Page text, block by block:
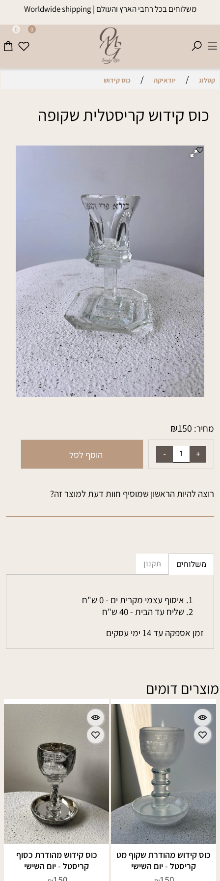
משלוחים בכל רחבי הארץ והעולם | Worldwide shipping
0 0
קטלוג / יודאיקה / כוס קידוש
כוס קידוש קריסטלית שקופה
מחיר: ₪150
הוסף לסל
רוצה להיות הראשון שמוסיף חוות דעת למוצר זה?
משלוחים תקנון
איסוף עצמי מקרית ים - 0 ש"ח
שליח עד הבית - 40 ש"ח
זמן אספקה עד 14 ימי עסקים
מוצרים דומים
כוס קידוש מהודרת שקוף מט
קריסטל - יום השישי
כוס קידוש מהודרת כסוף
קריסטל - יום השישי